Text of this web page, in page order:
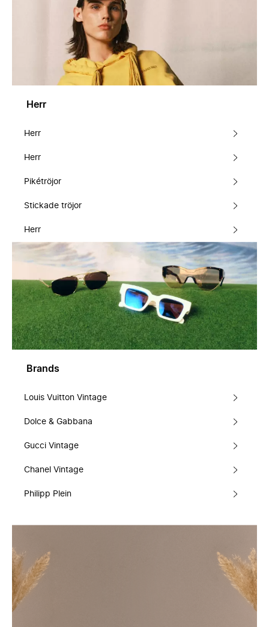
Herr
Herr
Herr
Pikétröjor
Stickade tröjor
Herr
Brands
Louis Vuitton Vintage
Dolce & Gabbana
Gucci Vintage
Chanel Vintage
Philipp Plein